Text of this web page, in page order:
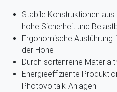
Stabile Konstruktionen
hohe Sicherheit und
Ergonomische
der Höhe
Durch sortenreine
Energieeffiziente
Photovoltaik-Anlagen